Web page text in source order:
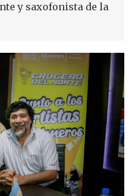
y saxofonista de la